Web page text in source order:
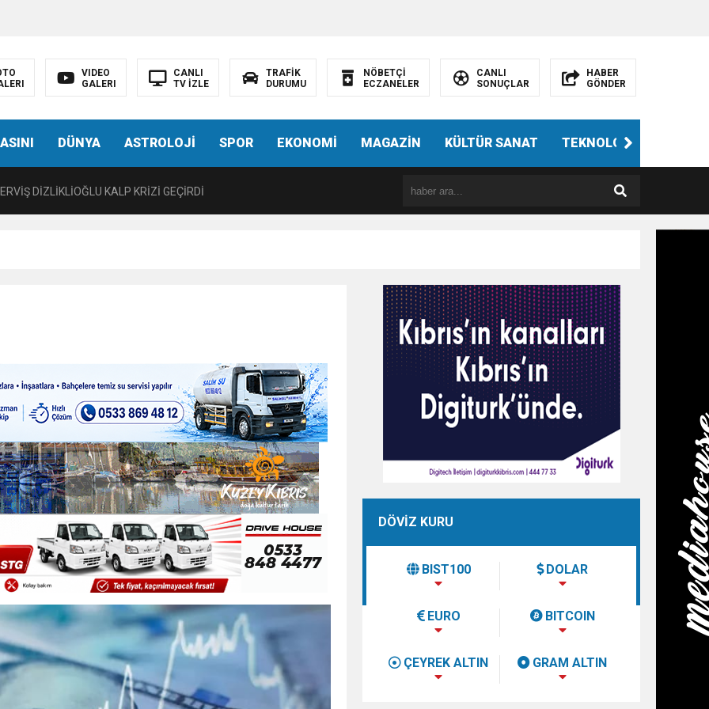
VIDEO
GALERI
CANLI
TV İZLE
TRAFİK
DURUMU
NÖBETÇİ
ECZANELER
CANLI
SONUÇLAR
HABER
GÖNDER
DÜNYA ASTROLOJİ SPOR EKONOMİ MAGAZİN KÜLTÜR SANAT TEKNOLOJİ
HAMİTKÖY BARAJINDA TEC*V*Z İDDİASI
KALDIRILDI!
DİZLİKLİOĞLU KALP KRİZİ GEÇİRDİ
ÖNGÖRÜMÜZ YÜZDE 7.5 İLE 8.5 ARASINDA
sergi açılışında fenalaşarak hastaneye kaldırıldı DÖVİZ KURU
BIST100 DOLAR
EURO BITCOIN
ÇEYREK ALTIN GRAM ALTIN